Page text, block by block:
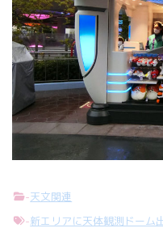
-天文関連
-新エリアに天体観測ドーム